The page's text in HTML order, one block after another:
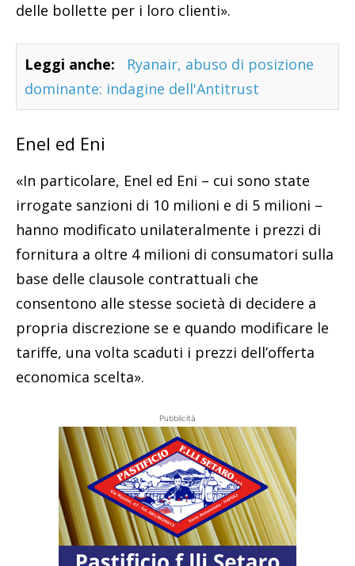
delle bollette per i loro clienti».
Leggi anche:
Ryanair, abuso di posizione
dominante: indagine dell'Antitrust
Enel ed Eni
«In particolare, Enel ed Eni – cui sono state
irrogate sanzioni di 10 milioni e di 5 milioni –
hanno modificato unilateralmente i prezzi di
fornitura a oltre 4 milioni di consumatori sulla
base delle clausole contrattuali che
consentono alle stesse società di decidere a
propria discrezione se e quando modificare le
tariffe, una volta scaduti i prezzi dell’offerta
economica scelta».
Pubblicità